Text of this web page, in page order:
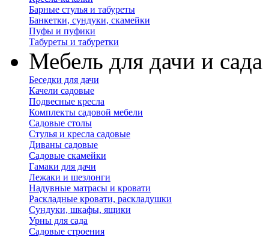
Барные стулья и табуреты
Банкетки, сундуки, скамейки
Пуфы и пуфики
Табуреты и табуретки
Мебель для дачи и сада
Беседки для дачи
Качели садовые
Подвесные кресла
Комплекты садовой мебели
Садовые столы
Стулья и кресла садовые
Диваны садовые
Садовые скамейки
Гамаки для дачи
Лежаки и шезлонги
Надувные матрасы и кровати
Раскладные кровати, раскладушки
Сундуки, шкафы, ящики
Урны для сада
Садовые строения